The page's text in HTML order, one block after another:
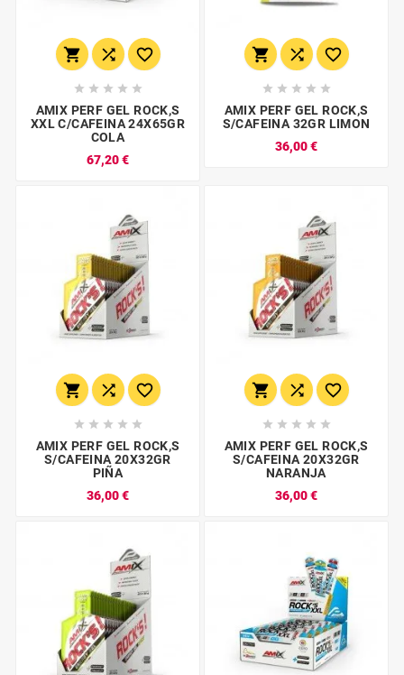
  
    
AMIX PERF GEL ROCK,S
XXL C/CAFEINA 24X65GR
COLA
67,20 €
  
    
AMIX PERF GEL ROCK,S
S/CAFEINA 32GR LIMON
36,00 €
  
    
AMIX PERF GEL ROCK,S
S/CAFEINA 20X32GR
PIÑA
36,00 €
  
    
AMIX PERF GEL ROCK,S
S/CAFEINA 20X32GR
NARANJA
36,00 €